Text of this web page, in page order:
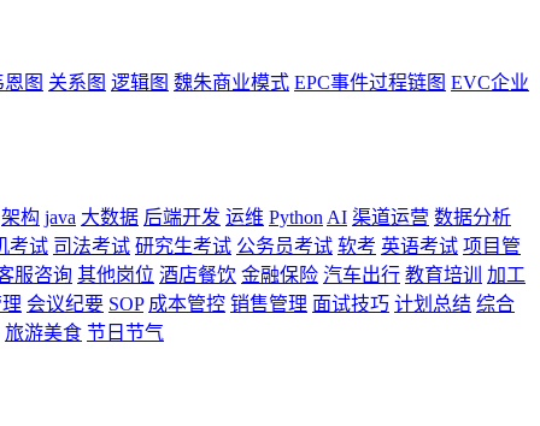
恩图 关系图 逻辑图 魏朱商业模式 EPC事件过程链图 EVC企业
架构 java 大数据 后端开发 运维 Python AI 渠道运营 数据分析
考试 司法考试 研究生考试 公务员考试 软考 英语考试 项目管
服咨询 其他岗位 酒店餐饮 金融保险 汽车出行 教育培训
加工
会议纪要 SOP 成本管控 销售管理 面试技巧 计划总结 综合
旅游美食 节日节气